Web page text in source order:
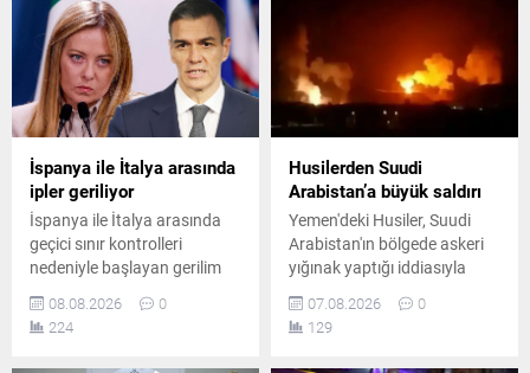
İspanya ile İtalya arasında
ipler geriliyor
İspanya ile İtalya arasında
geçici sınır kontrolleri
nedeniyle başlayan gerilim
büyüdü. İspanya, İtalya’nın
kontrolleri kaldırmaması
üzerine karşılık verme kararı
08.08.2026
0
224
Husilerden Suudi
Arabistan’a büyük saldırı
Yemen'deki Husiler, Suudi
Arabistan'ın bölgede askeri
yığınak yaptığı iddiasıyla
hükümete bağlı kamplara
balistik füze ve İHA'larla
saldırı düzenlediğini
07.08.2026
0
129